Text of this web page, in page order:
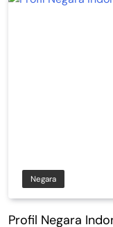
Negara
Profil Negara